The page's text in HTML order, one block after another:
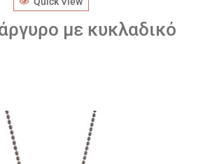
με κυκλαδικό